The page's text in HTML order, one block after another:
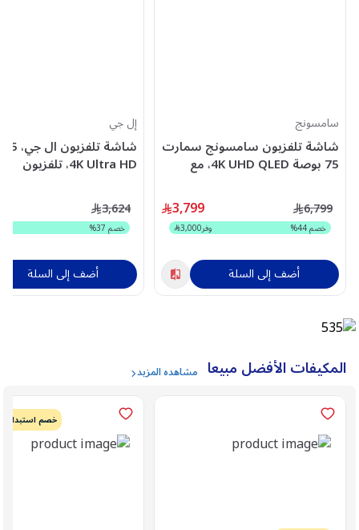
سامسونج
شاشة تلفزيون سامسونج سمارت
75 بوصة 4K UHD QLED، مع
QA75Q8FAAUXSA
3,799 6,799
خصم44
% وفر3,000
أضف إلى السلة
إل جي
4K Ultra HD، تلفزيون
65QNED70B6T.AMVE
3,624
خصم37
%
أضف إلى السلة
المكيفات الأفضل مبيعا مشاهده المزيد
خصم استبدال 500 ريال